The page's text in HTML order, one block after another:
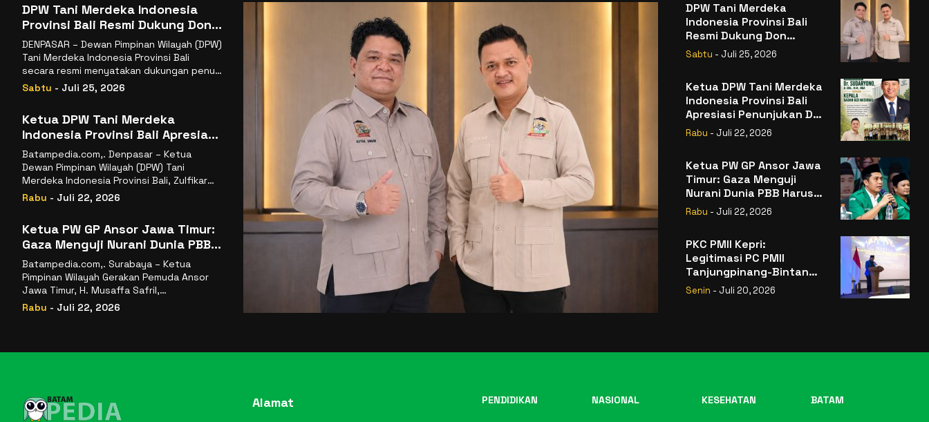
DPW Tani Merdeka Indonesia
Provinsi Bali Resmi Dukung Don
Muzakir Mengisi Jabatan Wakil
Menteri Pertanian RI
DENPASAR – Dewan Pimpinan Wilayah (DPW)
Tani Merdeka Indonesia Provinsi Bali
secara resmi menyatakan dukungan penuh
kepada Ketua Umum
Sabtu - Juli 25, 2026
Ketua DPW Tani Merdeka
Indonesia Provinsi Bali Apresiasi
Penunjukan Dr. Sudaryono
sebagai Kepala Badan Gizi
Nasional
Batampedia.com,. Denpasar – Ketua
Dewan Pimpinan Wilayah (DPW) Tani
Merdeka Indonesia Provinsi Bali, Zulfikar
Wijaya, S.E., menyampaikan ucapan
Rabu - Juli 22, 2026
Ketua PW GP Ansor Jawa Timur:
Gaza Menguji Nurani Dunia PBB
Harus Reformasi Total atau
Kehilangan Legitimasi
Batampedia.com,. Surabaya – Ketua
Pimpinan Wilayah Gerakan Pemuda Ansor
Jawa Timur, H. Musaffa Safril,
menyampaikan keprihatinan mendalam
Rabu - Juli 22, 2026
DPW Tani Merdeka
Indonesia Provinsi Bali
Resmi Dukung Don
Muzakir Mengisi Jabatan
Wakil Menteri Pertanian
Sabtu - Juli 25, 2026
Ketua DPW Tani Merdeka
Indonesia Provinsi Bali
Apresiasi Penunjukan Dr.
Sudaryono sebagai
Kepala Badan Gizi
Rabu - Juli 22, 2026
Ketua PW GP Ansor Jawa
Timur: Gaza Menguji
Nurani Dunia PBB Harus
Reformasi Total atau
Kehilangan Legitimasi
Rabu - Juli 22, 2026
PKC PMII Kepri:
Legitimasi PC PMII
Tanjungpinang-Bintan
Berada pada
Kepengurusan
Senin - Juli 20, 2026
Alamat PENDIDIKAN NASIONAL KESEHATAN BATAM